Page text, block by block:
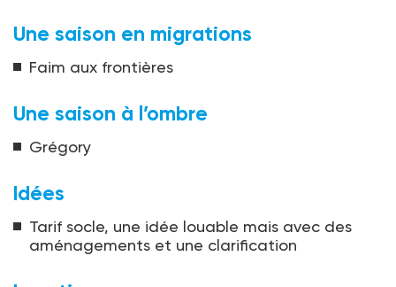
Une saison en migrations
Faim aux frontières
Une saison à l’ombre
Grégory
Idées
Tarif socle, une idée louable mais avec des
aménagements et une clarification